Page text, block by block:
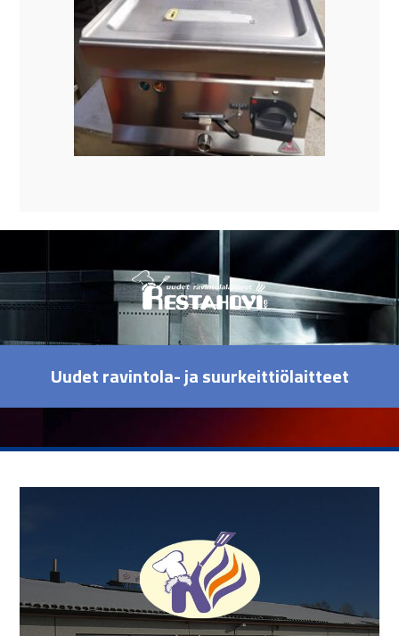
Uudet ravintola- ja suurkeittiölaitteet